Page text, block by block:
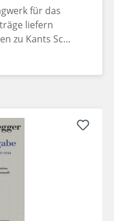
für das
liefern
zu Kants Sc…